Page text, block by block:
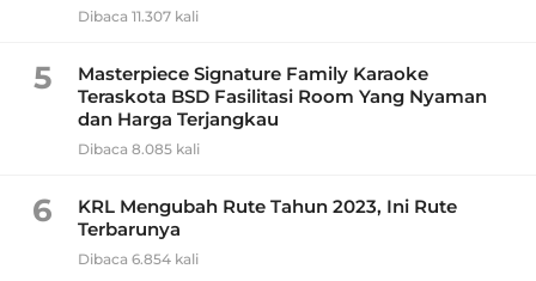
Dibaca 11.307 kali
5
Masterpiece Signature Family Karaoke
Teraskota BSD Fasilitasi Room Yang Nyaman
dan Harga Terjangkau
Dibaca 8.085 kali
6
KRL Mengubah Rute Tahun 2023, Ini Rute
Terbarunya
Dibaca 6.854 kali